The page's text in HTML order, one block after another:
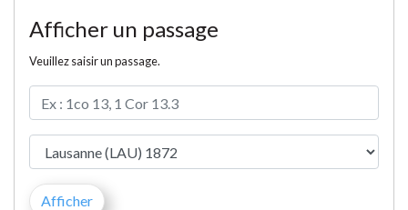
Afficher un passage
Veuillez saisir un passage.